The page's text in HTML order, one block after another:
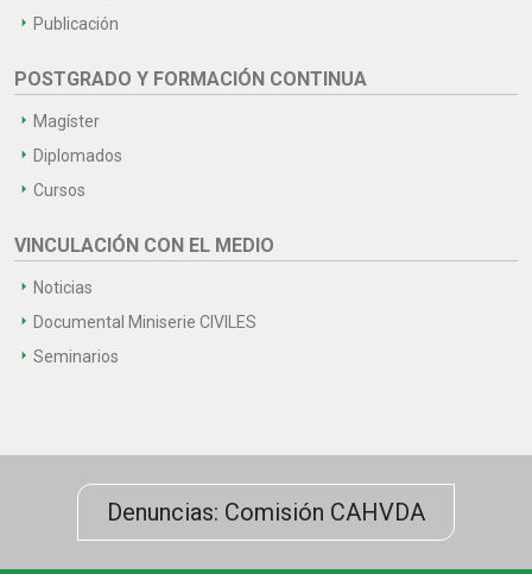
Publicación
POSTGRADO Y FORMACIÓN CONTINUA
Magíster
Diplomados
Cursos
VINCULACIÓN CON EL MEDIO
Noticias
Documental Miniserie CIVILES
Seminarios
Denuncias: Comisión CAHVDA